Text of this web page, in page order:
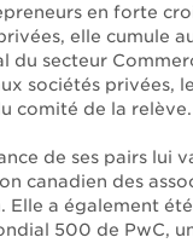
en forte
elle cumule
du secteur
sociétés privées,
comité de la relève.
de ses pairs lui
canadien des
Elle a également
500 de PwC,